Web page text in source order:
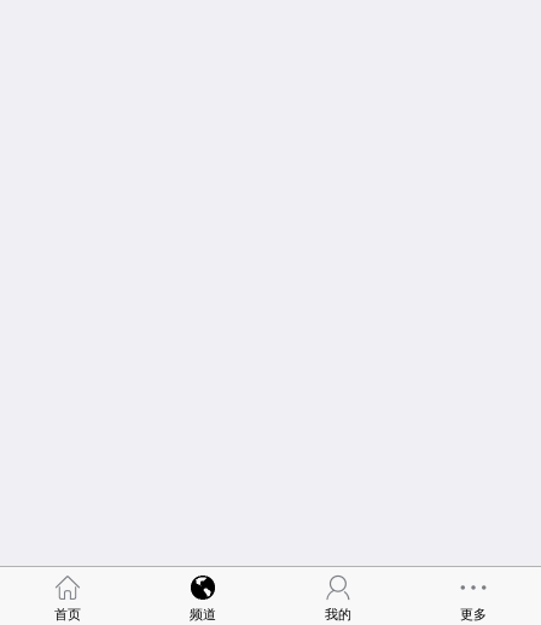
首页 频道 我的 更多